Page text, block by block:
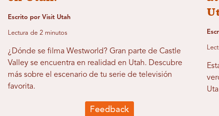
Escrito por Visit Utah
Lectura de 2 minutos
¿Dónde se filma Westworld? Gran parte de Castle
Valley se encuentra en realidad en Utah. Descubre
más sobre el escenario de tu serie de televisión
favorita.